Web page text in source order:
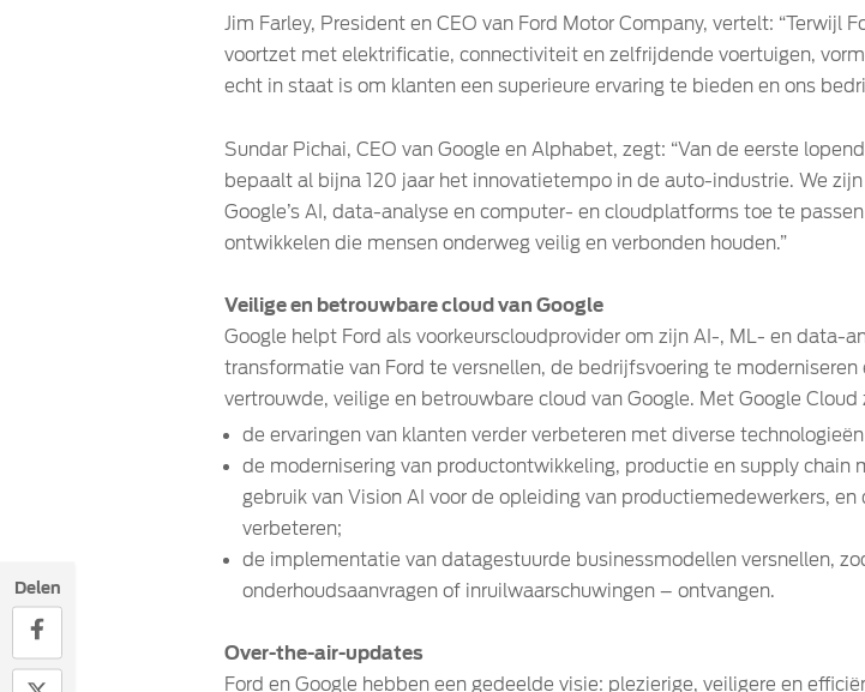
Jim Farley, President en CEO van Ford Motor Company, vertelt:
voortzet met elektrificatie, connectiviteit en zelfrijdende voertuigen,
echt in staat is om klanten een superieure ervaring te bieden en ons
Sundar Pichai, CEO van Google en Alphabet, zegt: “Van de eerste
bepaalt al bijna 120 jaar het innovatietempo in de auto-industrie. We
Google’s AI, data-analyse en computer- en cloudplatforms toe te
ontwikkelen die mensen onderweg veilig en verbonden houden.”
Veilige en betrouwbare cloud van Google
Google helpt Ford als voorkeurscloudprovider om zijn AI-, ML- en data-
transformatie van Ford te versnellen, de bedrijfsvoering te
vertrouwde, veilige en betrouwbare cloud van Google. Met Google Cloud
de ervaringen van klanten verder verbeteren met diverse
de modernisering van productontwikkeling, productie en supply chain
gebruik van Vision AI voor de opleiding van productiemedewerkers,
verbeteren;
de implementatie van datagestuurde businessmodellen versnellen,
onderhoudsaanvragen of inruilwaarschuwingen – ontvangen.
Over-the-air-updates
Ford en Google hebben een gedeelde visie: plezierige, veiligere en
Delen